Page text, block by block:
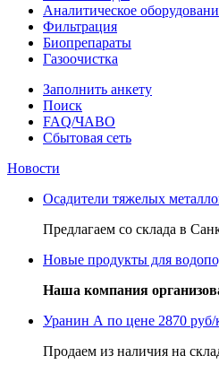
Аналитическое
Фильтрация
Биопрепараты
Газоочистка
Заполнить анкету
Поиск
FAQ/ЧАВО
Сбытовая сеть
Новости
Осадители тяжелых
Предлагаем со склада в
Новые продукты для
Наша компания
Уранин А по цене 2870
Продаем из наличия на